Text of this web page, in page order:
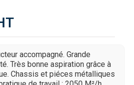
accompagné. Grande
Très bonne aspiration grâce à
Chassis et piéces métalliques